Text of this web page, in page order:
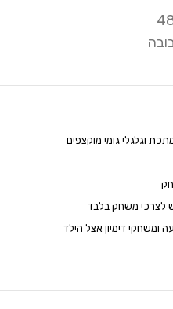
וגלגלי גומי מוקצפים
לצרכי משחק בלבד
ומשחקי דימיון אצל הילד